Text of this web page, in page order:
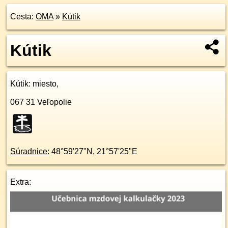
Cesta: OMA» Kútik
Kútik
Kútik: miesto,
067 31 Veľopolie
Súradnice: 48°59'27"N , 21°57'25"E
Extra: